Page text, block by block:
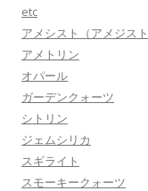
etc
アメシスト（アメジスト
アメトリン
オパール
ガーデンクォーツ
シトリン
ジェムシリカ
スギライト
スモーキークォーツ